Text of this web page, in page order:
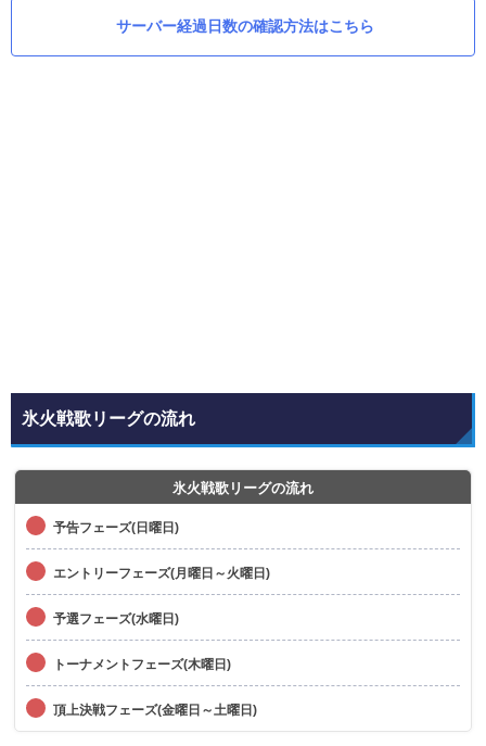
サーバー経過日数の確認方法はこちら
氷火戦歌リーグの流れ
氷火戦歌リーグの流れ
予告フェーズ(日曜日)
エントリーフェーズ(月曜日～火曜日)
予選フェーズ(水曜日)
トーナメントフェーズ(木曜日)
頂上決戦フェーズ(金曜日～土曜日)